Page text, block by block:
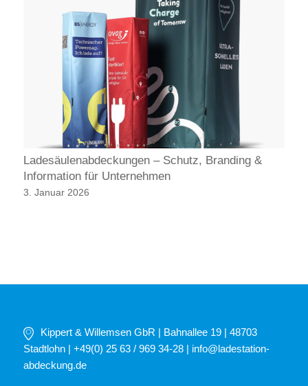
Ladesäulenabdeckungen – Schutz, Branding &
Information für Unternehmen
3. Januar 2026
Kippert & Willemsen GbR | Bahnallee 19 | 48703
Stadtlohn | +49(0) 25 63 / 969 34-28 | info@ladestation-
abdeckung.de